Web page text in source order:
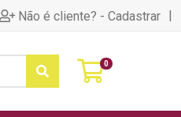
Não é cliente? - Cadastrar |
0